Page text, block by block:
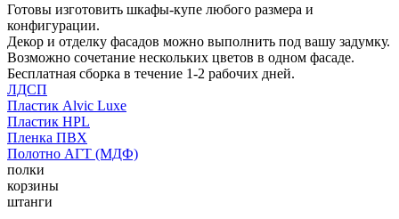
Готовы изготовить шкафы-купе любого размера и
конфигурации.
Декор и отделку фасадов можно выполнить под вашу задумку.
Возможно сочетание нескольких цветов в одном фасаде.
Бесплатная сборка в течение 1-2 рабочих дней.
ЛДСП
Пластик Alvic Luxe
Пластик HPL
Пленка ПВХ
Полотно АГТ (МДФ)
полки
корзины
штанги